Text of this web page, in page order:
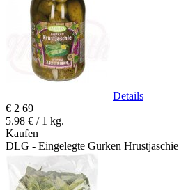
Details
€ 2 69
5.98 € / 1 kg.
Kaufen
DLG - Eingelegte Gurken Hrustjaschie